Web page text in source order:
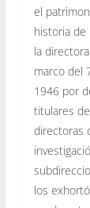
el
historia de
la
marco del
1946 por
titulares
directoras
los